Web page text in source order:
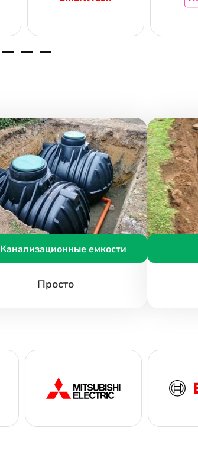
Канализационные емкости
Просто